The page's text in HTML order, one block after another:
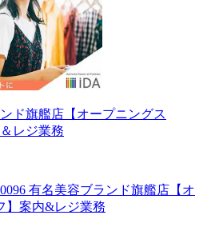
ド旗艦店【オープニングス
レジ業務
有名美容ブランド旗艦店【オ
】案内&レジ業務